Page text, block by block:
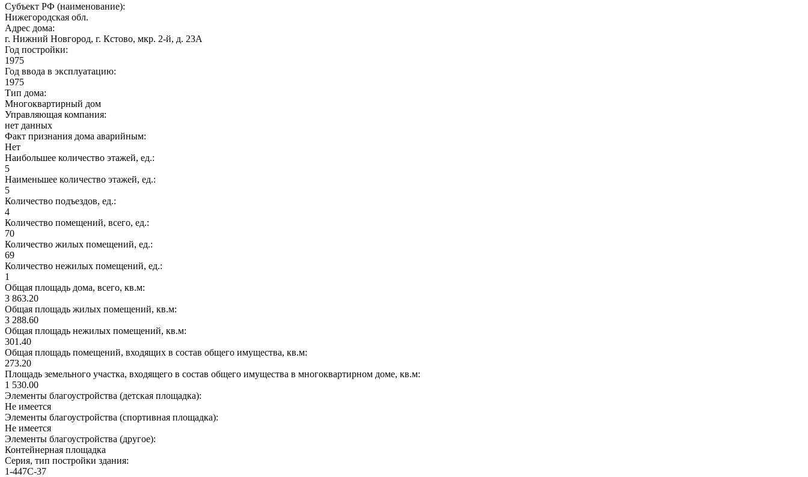
Субъект РФ (наименование):
Нижегородская обл.
Адрес дома:
г. Нижний Новгород, г. Кстово, мкр. 2-й, д. 23А
Год постройки:
1975
Год ввода в эксплуатацию:
1975
Тип дома:
Многоквартирный дом
Управляющая компания:
нет данных
Факт признания дома аварийным:
Нет
Наибольшее количество этажей, ед.:
5
Наименьшее количество этажей, ед.:
5
Количество подъездов, ед.:
4
Количество помещений, всего, ед.:
70
Количество жилых помещений, ед.:
69
Количество нежилых помещений, ед.:
1
Общая площадь дома, всего, кв.м:
3 863.20
Общая площадь жилых помещений, кв.м:
3 288.60
Общая площадь нежилых помещений, кв.м:
301.40
Общая площадь помещений, входящих в состав общего имущества, кв.м:
273.20
Площадь земельного участка, входящего в состав общего имущества в многоквартирном доме, кв.м:
1 530.00
Элементы благоустройства (детская площадка):
Не имеется
Элементы благоустройства (спортивная площадка):
Не имеется
Элементы благоустройства (другое):
Контейнерная площадка
Серия, тип постройки здания:
1-447C-37